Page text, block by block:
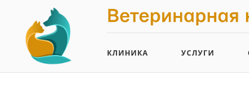
КЛИНИКА УСЛУГИ